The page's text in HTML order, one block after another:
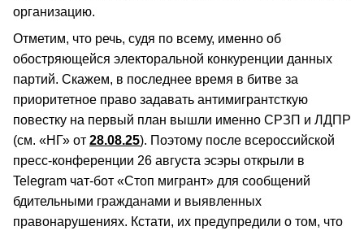
организацию.
Отметим, что речь, судя по всему, именно об
обостряющейся электоральной конкуренции данных
партий. Скажем, в последнее время в битве за
приоритетное право задавать антимигрантсткую
повестку на первый план вышли именно СРЗП и ЛДПР
(см. «НГ» от 28.08.25). Поэтому после всероссийской
пресс-конференции 26 августа эсэры открыли в
Telegram чат-бот «Стоп мигрант» для сообщений
бдительными гражданами и выявленных
правонарушениях. Кстати, их предупредили о том, что